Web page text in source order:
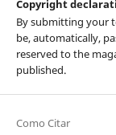
Copyright
By submitting your
be, automatically,
reserved to the
published.
Como Citar